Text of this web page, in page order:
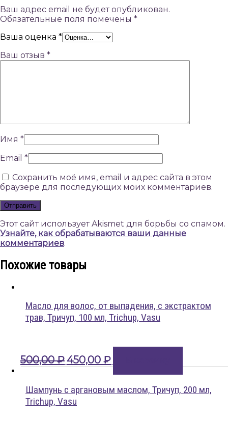
Ваш адрес email не будет опубликован.
Обязательные поля помечены *
Ваша оценка *
Ваш отзыв *
Имя *
Email *
Сохранить моё имя, email и адрес сайта в этом
браузере для последующих моих комментариев.
Этот сайт использует Akismet для борьбы со спамом.
Узнайте, как обрабатываются ваши данные
комментариев.
Похожие товары
Масло для волос, от выпадения, с экстрактом
трав, Тричуп, 100 мл, Trichup, Vasu
500,00₽ Первоначальная
цена
составляла
500,00 ₽.
450,00 ₽Текущая
цена:
450,00 ₽.
Шампунь с аргановым маслом, Тричуп, 200 мл,
Trichup, Vasu